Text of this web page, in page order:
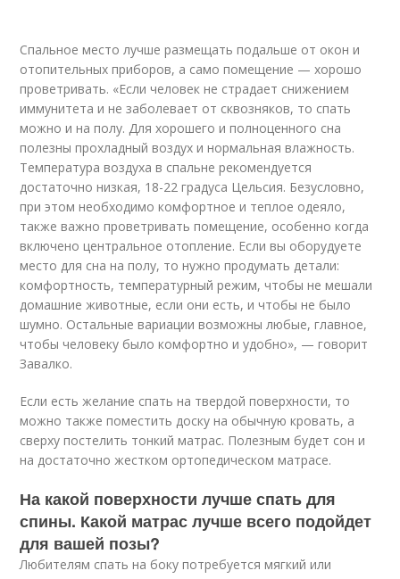
Спальное место лучше размещать подальше от окон и
отопительных приборов, а само помещение — хорошо
проветривать. «Если человек не страдает снижением
иммунитета и не заболевает от сквозняков, то спать
можно и на полу. Для хорошего и полноценного сна
полезны прохладный воздух и нормальная влажность.
Температура воздуха в спальне рекомендуется
достаточно низкая, 18-22 градуса Цельсия. Безусловно,
при этом необходимо комфортное и теплое одеяло,
также важно проветривать помещение, особенно когда
включено центральное отопление. Если вы оборудуете
место для сна на полу, то нужно продумать детали:
комфортность, температурный режим, чтобы не мешали
домашние животные, если они есть, и чтобы не было
шумно. Остальные вариации возможны любые, главное,
чтобы человеку было комфортно и удобно», — говорит
Завалко.
Если есть желание спать на твердой поверхности, то
можно также поместить доску на обычную кровать, а
сверху постелить тонкий матрас. Полезным будет сон и
на достаточно жестком ортопедическом матрасе.
На какой поверхности лучше спать для
спины. Какой матрас лучше всего подойдет
для вашей позы?
Любителям спать на боку потребуется мягкий или